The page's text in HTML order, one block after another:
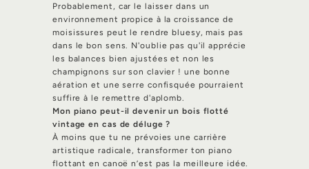
Probablement, car le laisser dans un
environnement propice à la croissance de
moisissures peut le rendre bluesy, mais pas
dans le bon sens. N'oublie pas qu'il apprécie
les balances bien ajustées et non les
champignons sur son clavier ! une bonne
aération et une serre confisquée pourraient
suffire à le remettre d'aplomb.
Mon piano peut-il devenir un bois flotté
vintage en cas de déluge ?
À moins que tu ne prévoies une carrière
artistique radicale, transformer ton piano
flottant en canoë n’est pas la meilleure idée.